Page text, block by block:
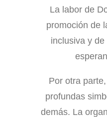
La labor de
promoción de
inclusiva y
Por otra
profundas
demás. La